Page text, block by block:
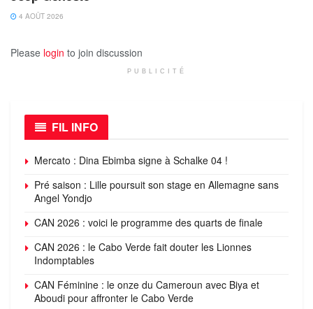
4 AOÛT 2026
Please login to join discussion
PUBLICITÉ
FIL INFO
Mercato : Dina Ebimba signe à Schalke 04 !
Pré saison : Lille poursuit son stage en Allemagne sans
Angel Yondjo
CAN 2026 : voici le programme des quarts de finale
CAN 2026 : le Cabo Verde fait douter les Lionnes
Indomptables
CAN Féminine : le onze du Cameroun avec Biya et
Aboudi pour affronter le Cabo Verde